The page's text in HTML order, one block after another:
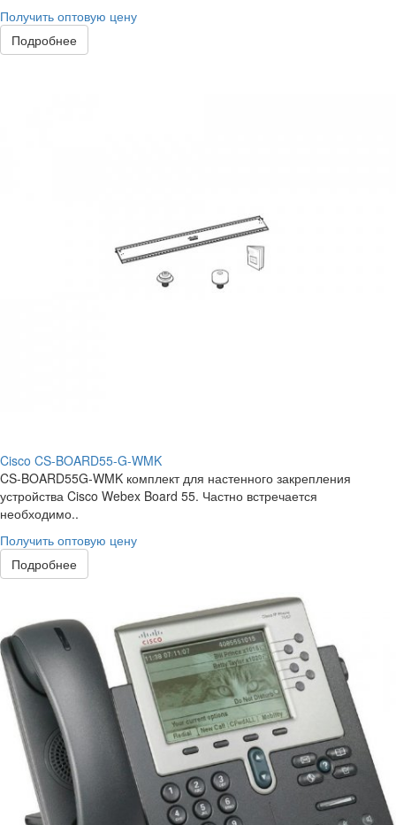
Получить оптовую цену
Подробнее
Cisco CS-BOARD55-G-WMK
CS-BOARD55G-WMK комплект для настенного закрепления
устройства Cisco Webex Board 55. Частно встречается
необходимо..
Получить оптовую цену
Подробнее